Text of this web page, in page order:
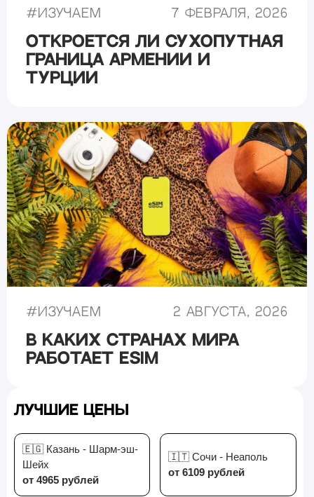
#Изучаем 7 февраля, 2026
Откроется ли сухопутная
граница Армении и
Турции
#Изучаем 2 августа, 2026
В каких странах мира
работает eSIM
Лучшие цены
🇪🇬 Казань - Шарм-эш-
Шейх
от 4965 рублей
🇮🇹 Сочи - Неаполь
от 6109 рублей